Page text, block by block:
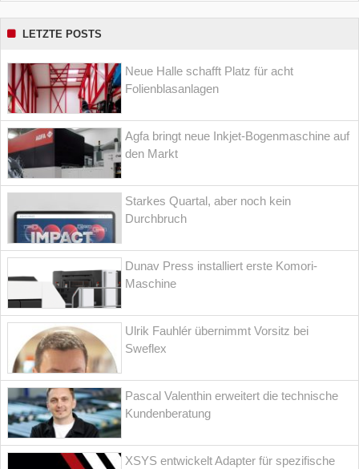
LETZTE POSTS
Neue Halle schafft Platz für acht
Folienblasanlagen
Agfa bringt neue Inkjet-Bogenmaschine auf
den Markt
Starkes Quartal, aber noch kein
Durchbruch
Dunav Press installiert erste Komori-
Maschine
Ulrik Fauhlér übernimmt Vorsitz bei
Sweflex
Pascal Valenthin erweitert die technische
Kundenberatung
XSYS entwickelt Adapter für spezifische